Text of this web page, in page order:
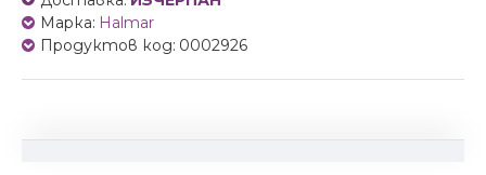
Марка: Halmar
Продуктов код: 0002926